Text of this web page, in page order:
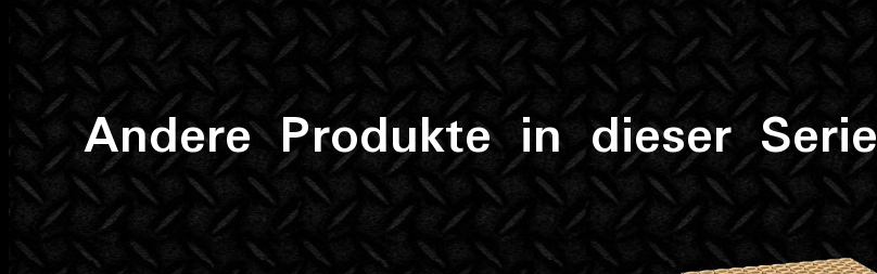
Andere Produkte in dieser Serie